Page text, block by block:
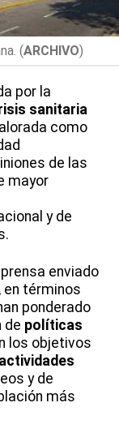
(ARCHIVO)
por la
sanitaria
como
de las
mayor
y de
enviado
, en términos
ponderado
de políticas
los objetivos
actividades
y de
más